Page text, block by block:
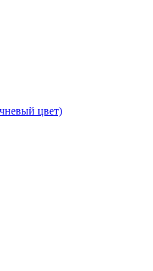
цвет)